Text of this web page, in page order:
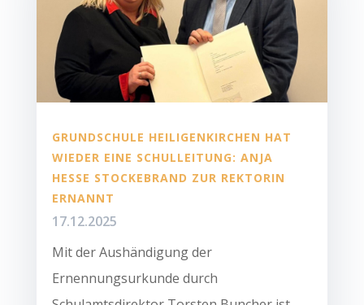
GRUNDSCHULE HEILIGENKIRCHEN HAT
WIEDER EINE SCHULLEITUNG: ANJA
HESSE STOCKEBRAND ZUR REKTORIN
ERNANNT
17.12.2025
Mit der Aushändigung der
Ernennungsurkunde durch